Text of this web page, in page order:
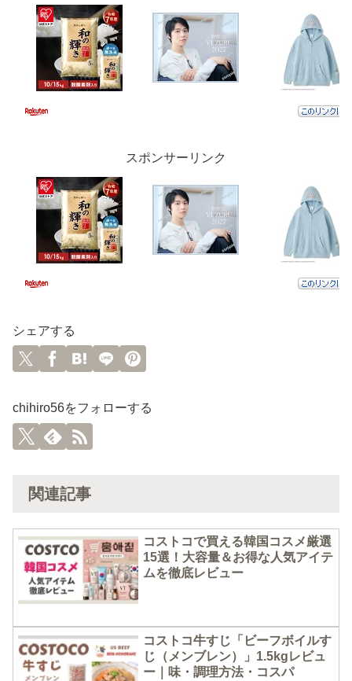
スポンサーリンク
シェアする
chihiro56をフォローする
関連記事
コストコで買える韓国コスメ厳選
15選！大容量＆お得な人気アイテ
ムを徹底レビュー
コストコ牛すじ「ビーフボイルす
じ（メンブレン）」1.5kgレビュ
ー｜味・調理方法・コスパ